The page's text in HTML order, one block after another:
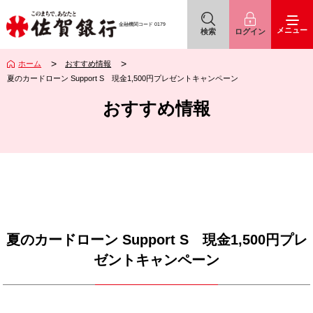
金融機関コード 0179 アイコン
検索
アイコン
ログイン メニュー
おすすめ情報
ホーム
おすすめ情報
夏のカードローン Support S 現金1,500円プレゼントキャンペーン
夏のカードローン Support S 現金1,500円プレ
ゼントキャンペーン